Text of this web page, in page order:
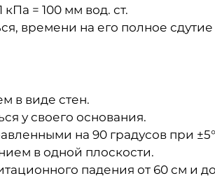
= 100 мм вод. ст.
времени на его полное
в виде стен.
у своего основания.
на 90 градусов при
в одной плоскости.
падения от 60 см и